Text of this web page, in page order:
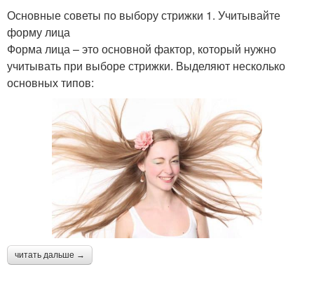
Основные советы по выбору стрижки 1. Учитывайте
форму лица
Форма лица – это основной фактор, который нужно
учитывать при выборе стрижки. Выделяют несколько
основных типов:
читать дальше →